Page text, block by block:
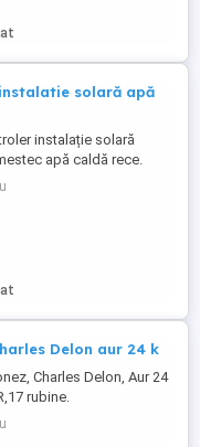
instalatie solară apă
instalație solară
apă caldă rece.
Delon aur 24 k
Charles Delon, Aur 24
rubine.